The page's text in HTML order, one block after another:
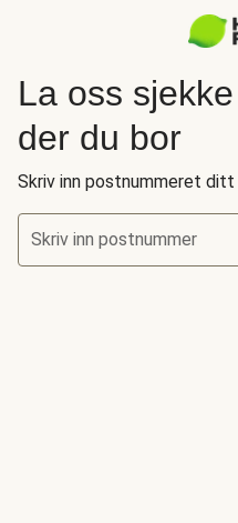
La oss
der du bor
Skriv inn postnummeret ditt
Skriv inn postnummer